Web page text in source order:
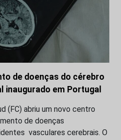
de doenças do cérebro
em Portugal
(FC) abriu um novo centro
de doenças
vasculares cerebrais. O